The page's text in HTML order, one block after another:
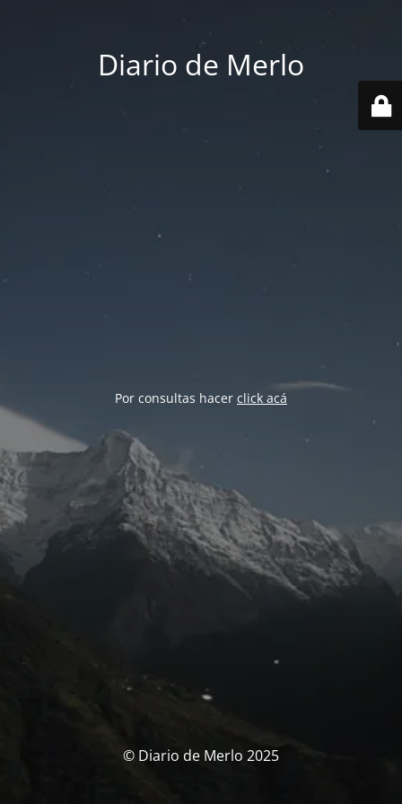
Diario de Merlo
Por consultas hacer click acá
© Diario de Merlo 2025